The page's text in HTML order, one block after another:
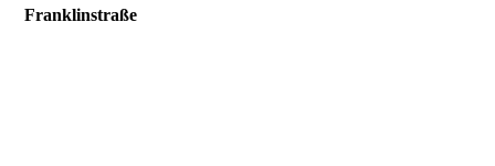
Franklinstraße